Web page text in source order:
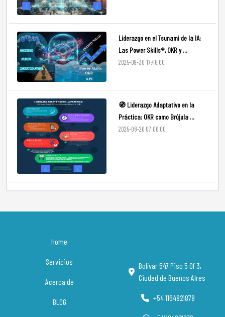
Liderazgo en el Tsunami de la IA:
Las Power Skills®, OKR y ...
2025-09-30 17:46:00
🧭 Liderazgo Adaptativo en la
Práctica: OKR como Brújula ...
2025-08-26 07:06:00
Home
Servicios
Acerca de
BLOG
Bolívar 547 Piso 5 Of 3,
Ciudad de Buenos AIres
+54 1164821878